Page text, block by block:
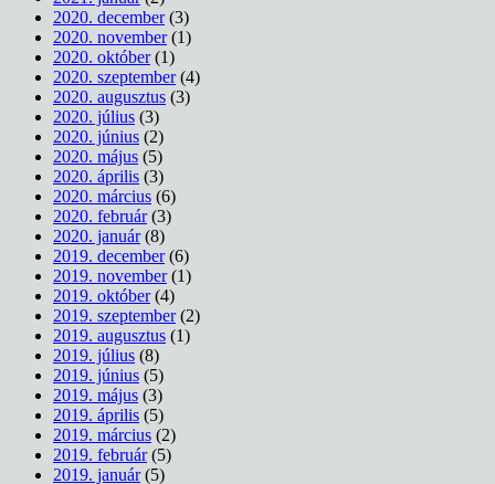
2020. december(3)
2020. november(1)
2020. október(1)
2020. szeptember(4)
2020. augusztus (3)
2020. július (3)
2020. június (2)
2020. május (5)
2020. április (3)
2020. március (6)
2020. február(3)
2020. január(8)
2019. december(6)
2019. november(1)
2019. október(4)
2019. szeptember(2)
2019. augusztus (1)
2019. július (8)
2019. június (5)
2019. május (3)
2019. április (5)
2019. március (2)
2019. február(5)
2019. január(5)